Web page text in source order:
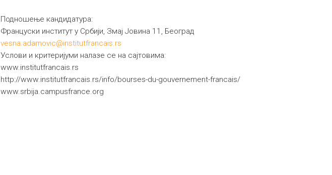
Подношење кандидатура:
Француски институт у Србији, Змај Јовина 11, Београд
vesna.adamovic@institutfrancais.rs
Услови и критеријуми налазе се на сајтовима:
www.institutfrancais.rs
http://www.institutfrancais.rs/info/bourses-du-gouvernement-francais/
www.srbija.campusfrance.org